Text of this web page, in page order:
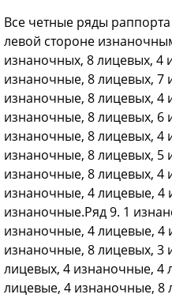
Все четные ряды
левой стороне
изнаночных, 8 лицевых, 4
изнаночные, 8 лицевых, 7
изнаночные, 8 лицевых, 4
изнаночные, 8 лицевых, 6
изнаночные, 8 лицевых, 4
изнаночные, 8 лицевых, 5
изнаночные, 8 лицевых, 4
изнаночные, 4 лицевые, 4
изнаночные.Ряд 9. 1
изнаночные, 4 лицевые, 4
изнаночные, 8 лицевых, 3
лицевых, 4 изнаночные, 4
лицевые, 4 изнаночные, 8